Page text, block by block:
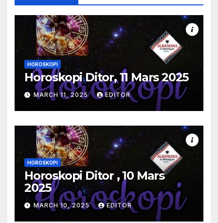
HOROSKOPI
Horoskopi Ditor, 11 Mars 2025
MARCH 11, 2025 EDITOR
HOROSKOPI
Horoskopi Ditor , 10 Mars
2025
MARCH 10, 2025 EDITOR